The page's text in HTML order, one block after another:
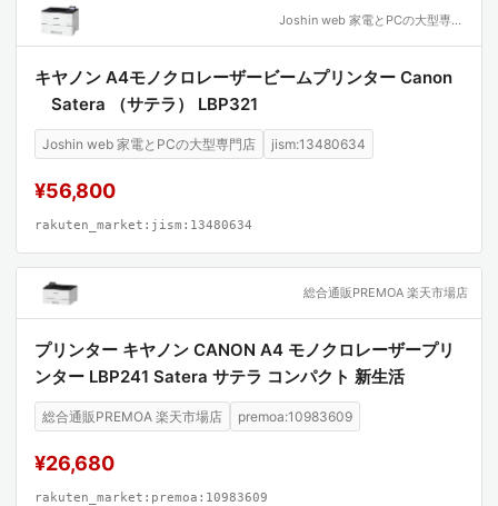
Joshin web 家電とPCの大型専門店
キヤノン A4モノクロレーザービームプリンター Canon
Satera （サテラ） LBP321
Joshin web 家電とPCの大型専門店 jism:13480634
¥56,800
rakuten_market:jism:13480634
総合通販PREMOA 楽天市場店
プリンター キヤノン CANON A4 モノクロレーザープリ
ンター LBP241 Satera サテラ コンパクト 新生活
総合通販PREMOA 楽天市場店 premoa:10983609
¥26,680
rakuten_market:premoa:10983609